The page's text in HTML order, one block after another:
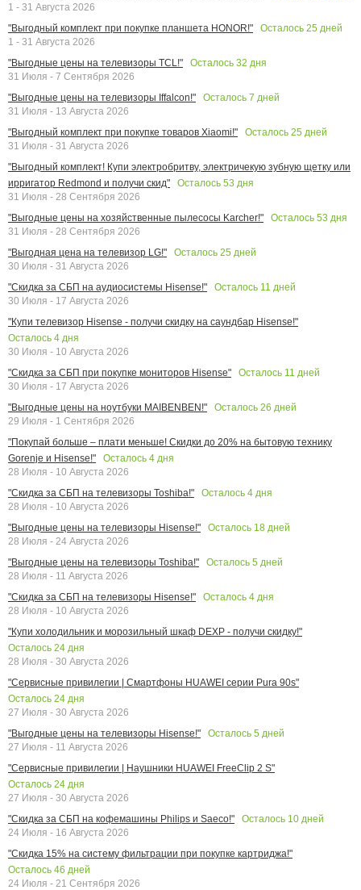
1 - 31 Августа 2026
"Выгодный комплект при покупке планшета HONOR!"
Осталось 25 дней
1 - 31 Августа 2026
"Выгодные цены на телевизоры TCL!"
Осталось 32 дня
31 Июля - 7 Сентября 2026
"Выгодные цены на телевизоры Iffalcon!"
Осталось 7 дней
31 Июля - 13 Августа 2026
"Выгодный комплект при покупке товаров Xiaomi!"
Осталось 25 дней
31 Июля - 31 Августа 2026
"Выгодный комплект! Купи электробритву, электричекую зубную щетку или
ирригатор Redmond и получи скид"
Осталось 53 дня
31 Июля - 28 Сентября 2026
"Выгодные цены на хозяйственные пылесосы Karcher!"
Осталось 53 дня
31 Июля - 28 Сентября 2026
"Выгодная цена на телевизор LG!"
Осталось 25 дней
30 Июля - 31 Августа 2026
"Скидка за СБП на аудиосистемы Hisense!"
Осталось 11 дней
30 Июля - 17 Августа 2026
"Купи телевизор Hisense - получи скидку на саундбар Hisense!"
Осталось 4 дня
30 Июля - 10 Августа 2026
"Скидка за СБП при покупке мониторов Hisense"
Осталось 11 дней
30 Июля - 17 Августа 2026
"Выгодные цены на ноутбуки MAIBENBEN!"
Осталось 26 дней
29 Июля - 1 Сентября 2026
"Покупай больше – плати меньше! Скидки до 20% на бытовую технику
Gorenje и Hisense!"
Осталось 4 дня
28 Июля - 10 Августа 2026
"Скидка за СБП на телевизоры Toshiba!"
Осталось 4 дня
28 Июля - 10 Августа 2026
"Выгодные цены на телевизоры Hisense!"
Осталось 18 дней
28 Июля - 24 Августа 2026
"Выгодные цены на телевизоры Toshiba!"
Осталось 5 дней
28 Июля - 11 Августа 2026
"Скидка за СБП на телевизоры Hisense!"
Осталось 4 дня
28 Июля - 10 Августа 2026
"Купи холодильник и морозильный шкаф DEXP - получи скидку!"
Осталось 24 дня
28 Июля - 30 Августа 2026
"Сервисные привилегии | Смартфоны HUAWEI серии Pura 90s"
Осталось 24 дня
27 Июля - 30 Августа 2026
"Выгодные цены на телевизоры Hisense!"
Осталось 5 дней
27 Июля - 11 Августа 2026
"Сервисные привилегии | Наушники HUAWEI FreeClip 2 S"
Осталось 24 дня
27 Июля - 30 Августа 2026
"Скидка за СБП на кофемашины Philips и Saeco!"
Осталось 10 дней
24 Июля - 16 Августа 2026
"Скидка 15% на систему фильтрации при покупке картриджа!"
Осталось 46 дней
24 Июля - 21 Сентября 2026